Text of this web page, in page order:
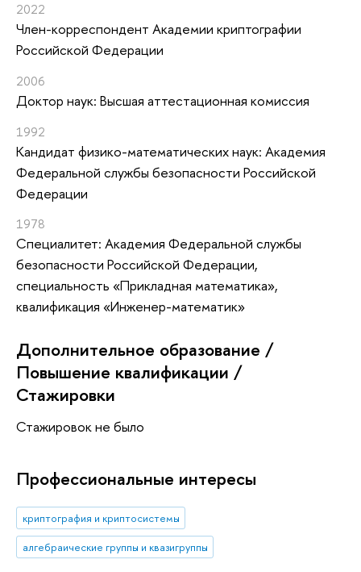
2022
Член-корреспондент Академии криптографии
Российской Федерации
2006
Доктор наук: Высшая аттестационная комиссия
1992
Кандидат физико-математических наук: Академия
Федеральной службы безопасности Российской
Федерации
1978
Специалитет: Академия Федеральной службы
безопасности Российской Федерации,
специальность «Прикладная математика»,
квалификация «Инженер-математик»
Дополнительное образование /
Повышение квалификации /
Стажировки
Стажировок не было
Профессиональные интересы
криптография и криптосистемы
алгебраические группы и квазигруппы